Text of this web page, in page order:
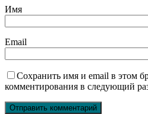
Имя
Email
Сохранить имя и email в этом
комментирования в следующий